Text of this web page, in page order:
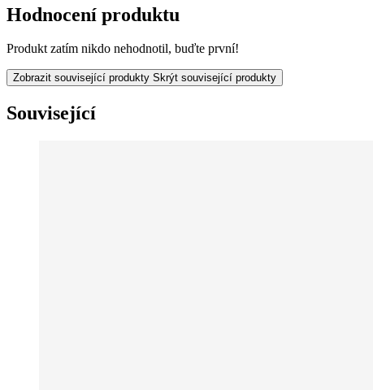
Hodnocení produktu
Produkt zatím nikdo nehodnotil, buďte první!
Zobrazit související produkty Skrýt související produkty
Související